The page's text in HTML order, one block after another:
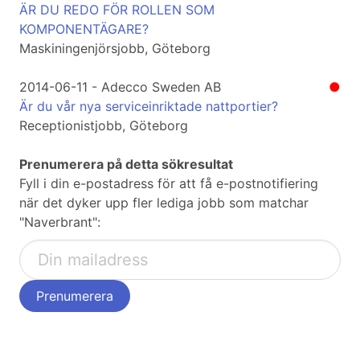
ÄR DU REDO FÖR ROLLEN SOM
KOMPONENTÄGARE?
Maskiningenjörsjobb, Göteborg
●
2014-06-11 - Adecco Sweden AB
Är du vår nya serviceinriktade nattportier?
Receptionistjobb, Göteborg
Prenumerera på detta sökresultat
Fyll i din e-postadress för att få e-postnotifiering
när det dyker upp fler lediga jobb som matchar
"Naverbrant":